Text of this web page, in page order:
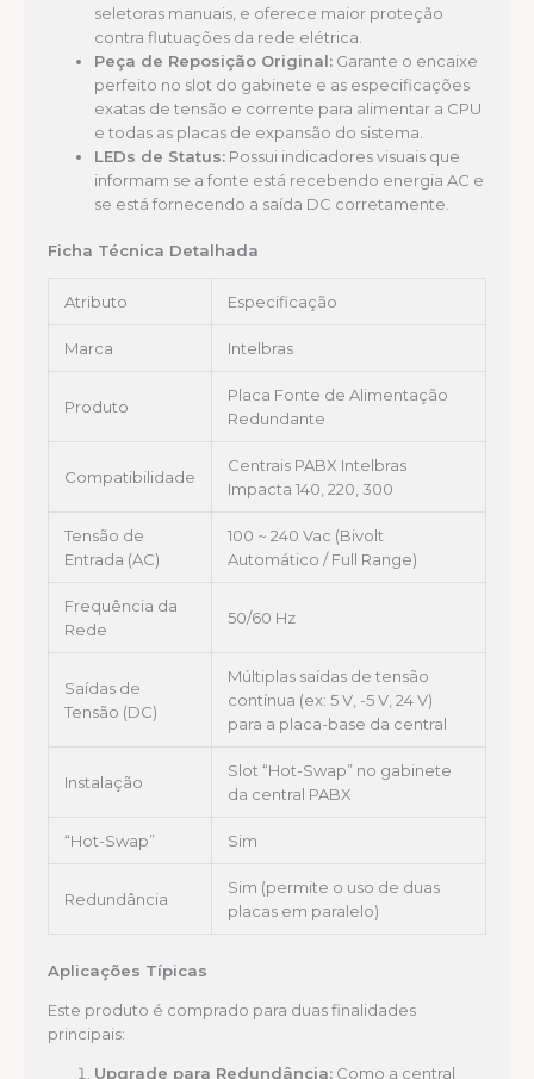
seletoras manuais, e oferece maior proteção
contra flutuações da rede elétrica.
Peça de Reposição Original: Garante o encaixe
perfeito no slot do gabinete e as especificações
exatas de tensão e corrente para alimentar a CPU
e todas as placas de expansão do sistema.
LEDs de Status: Possui indicadores visuais que
informam se a fonte está recebendo energia AC e
se está fornecendo a saída DC corretamente.
Ficha Técnica Detalhada
Atributo Especificação
Marca Intelbras
Produto
Placa Fonte de Alimentação
Redundante
Compatibilidade
Centrais PABX Intelbras
Impacta 140, 220, 300
Tensão de
Entrada (AC)
100 ~ 240 Vac (Bivolt
Automático / Full Range)
Frequência da
Rede
50/60 Hz
Saídas de
Tensão (DC)
Múltiplas saídas de tensão
contínua (ex: 5 V, -5 V, 24 V)
para a placa-base da central
Instalação
Slot “Hot-Swap” no gabinete
da central PABX
“Hot-Swap” Sim
Redundância
Sim (permite o uso de duas
placas em paralelo)
Aplicações Típicas
Este produto é comprado para duas finalidades
principais:
Upgrade para Redundância: Como a central